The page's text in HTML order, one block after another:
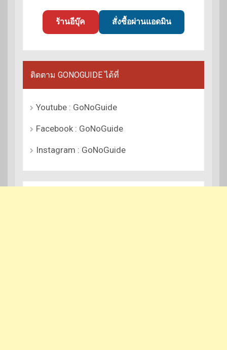
ร้านอีบุ๊ค สั่งซื้อผ่านแอดมิน
ติดตาม GONOGUIDE ได้ที่
Youtube : GoNoGuide
Facebook : GoNoGuide
Instagram : GoNoGuide